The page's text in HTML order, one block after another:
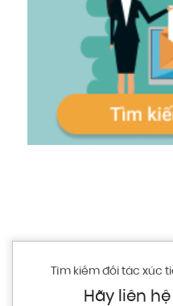
Tìm kiếm đối tác xúc
Hãy liên